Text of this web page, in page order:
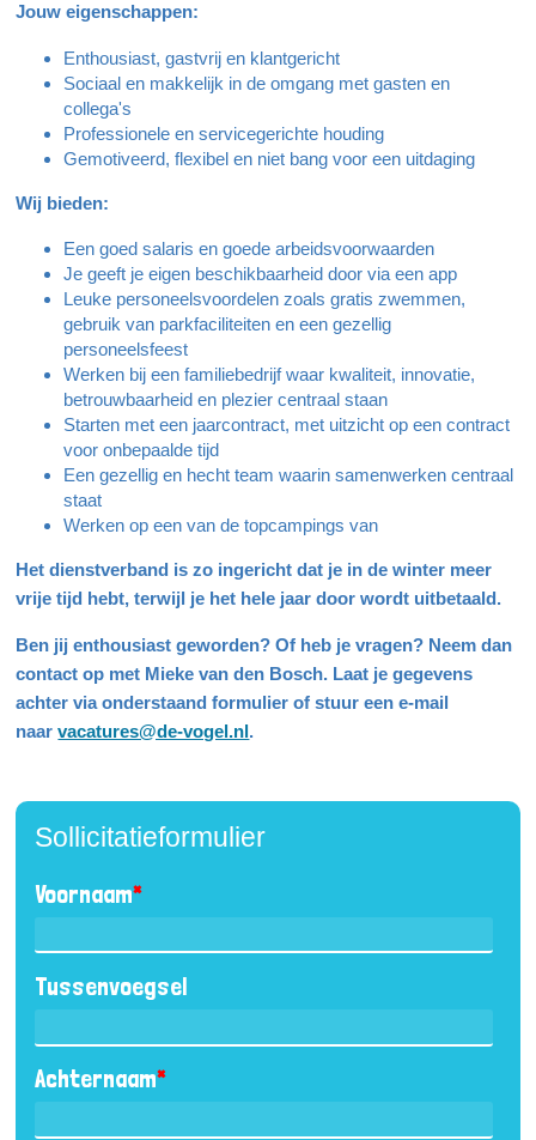
Jouw eigenschappen:
Enthousiast, gastvrij en klantgericht
Sociaal en makkelijk in de omgang met gasten en
collega's
Professionele en servicegerichte houding
Gemotiveerd, flexibel en niet bang voor een uitdaging
Wij bieden:
Een goed salaris en goede arbeidsvoorwaarden
Je geeft je eigen beschikbaarheid door via een app
Leuke personeelsvoordelen zoals gratis zwemmen,
gebruik van parkfaciliteiten en een gezellig
personeelsfeest
Werken bij een familiebedrijf waar kwaliteit, innovatie,
betrouwbaarheid en plezier centraal staan
Starten met een jaarcontract, met uitzicht op een contract
voor onbepaalde tijd
Een gezellig en hecht team waarin samenwerken centraal
staat
Werken op een van de topcampings van
Het dienstverband is zo ingericht dat je in de winter meer
vrije tijd hebt, terwijl je het hele jaar door wordt uitbetaald.
Ben jij enthousiast geworden? Of heb je vragen? Neem dan
contact op met Mieke van den Bosch. Laat je gegevens
achter via onderstaand formulier of stuur een e-mail
naarvacatures@de-vogel.nl.
Sollicitatieformulier
Voornaam*
Tussenvoegsel
Achternaam*